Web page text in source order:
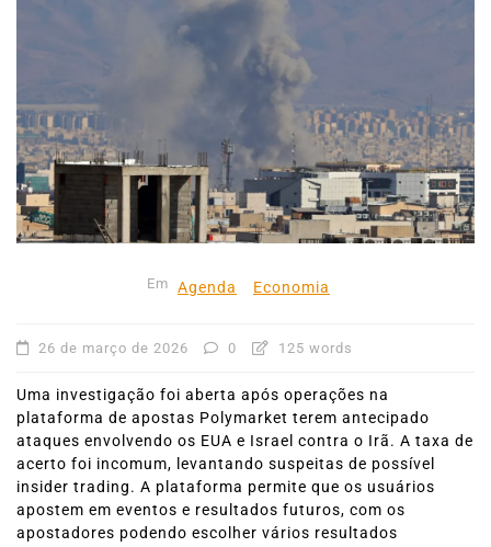
Em Agenda Economia
26 de março de 2026 0 125 words
Uma investigação foi aberta após operações na
plataforma de apostas Polymarket terem antecipado
ataques envolvendo os EUA e Israel contra o Irã. A taxa de
acerto foi incomum, levantando suspeitas de possível
insider trading. A plataforma permite que os usuários
apostem em eventos e resultados futuros, com os
apostadores podendo escolher vários resultados